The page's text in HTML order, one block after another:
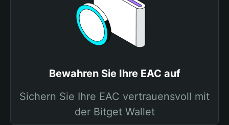
Bewahren Sie Ihre EAC auf
Sichern Sie Ihre EAC vertrauensvoll mit
der Bitget Wallet